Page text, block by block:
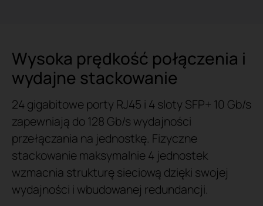
Wysoka prędkość połączenia i
wydajne stackowanie
24 gigabitowe porty RJ45 i 4 sloty SFP+ 10 Gb/s
zapewniają do 128 Gb/s wydajności
przełączania na jednostkę. Fizyczne
stackowanie maksymalnie 4 jednostek
wzmacnia strukturę sieciową dzięki swojej
wydajności i wbudowanej redundancji.